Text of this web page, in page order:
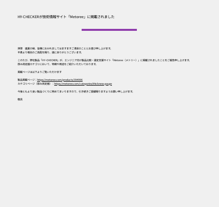
HY-CHECKERが技術情報サイト「Metoree」に掲載されました
拝啓 盛夏の候、皆様におかれましてはますますご清栄のこととお喜び申し上げます。
平素より格別のご高配を賜り、誠にありがとうございます。
このたび、弊社製品「HY-CHECKER」が、エンジニア向け製品比較・選定支援サイト「Metoree（メトリー）」に掲載されましたことをご報告申し上げます。
厚み測定器カテゴリにおいて、特徴や用途をご紹介いただいております。
掲載ページは以下よりご覧いただけます
製品掲載ページ： https://metoree.com/products/394996
カテゴリページ（厚み測定器）： https://metoree.com/categories/thickness-gauge
今後ともより良い製品づくりに努めてまいりますので、引き続きご愛顧賜りますようお願い申し上げます。
敬具